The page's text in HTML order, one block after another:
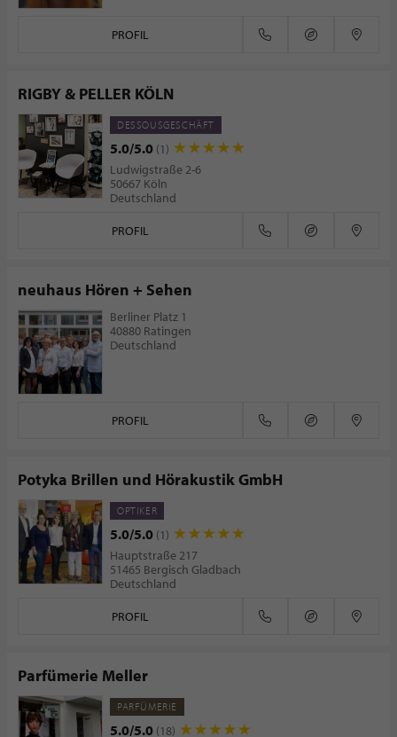
PROFIL
RIGBY & PELLER KÖLN
DESSOUSGESCHÄFT
5.0/5.0 (1)
Ludwigstraße 2-6
50667 Köln
Deutschland
PROFIL
neuhaus Hören + Sehen
Berliner Platz 1
40880 Ratingen
Deutschland
PROFIL
Potyka Brillen und Hörakustik GmbH
OPTIKER
5.0/5.0 (1)
Hauptstraße 217
51465 Bergisch Gladbach
Deutschland
PROFIL
Parfümerie Meller
PARFÜMERIE
5.0/5.0 (18)